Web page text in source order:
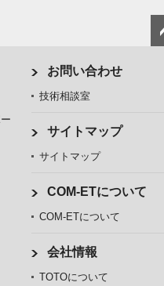
お問い合わせ
技術相談室
サイトマップ
サイトマップ
COM-ETについて
COM-ETについて
会社情報
TOTOについて